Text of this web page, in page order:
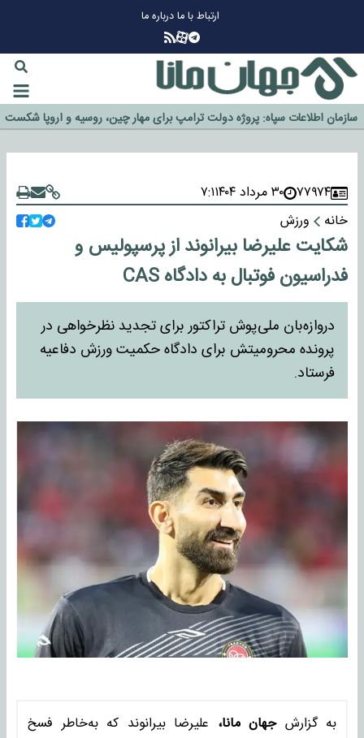
ارتباط با مادرباره ما
گزینه جدایی اوسمار روی میز مدیران پرسپولیس
آیا رئیس جمهور آمریکا قانون را دور می‌زند؟
اخراج رسمی چهره نامدار از پرسپولیس
سازمان اطلاعات سپاه: پروژه دولت ترامپ برای مهار چین، روسیه و اروپا شکست
خورد
۷۷۹۷۴ ۳۰ مرداد ۱۴۰۴
۷:۱
خانه
ورزش
شکایت علیرضا بیرانوند از پرسپولیس و
فدراسیون فوتبال به دادگاه CAS
دروازه‌بان ملی‌پوش تراکتور برای تجدید نظرخواهی در
پرونده محرومیتش برای دادگاه حکمیت ورزش دفاعیه
فرستاد.
به گزارش جهان مانا، علیرضا بیرانوند که به‌خاطر فسخ